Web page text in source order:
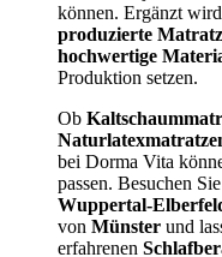
können. Ergänzt
produzierte
hochwertige
Produktion setzen.
Ob
bei Dorma Vita
passen. Besuchen
Wuppertal-
von Münster und
erfahrenen